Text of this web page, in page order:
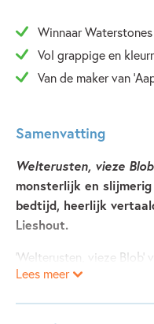
Winnaar
Vol grappige en
Van de maker van
Samenvatting
Welterusten, vieze Blob
monsterlijk en
bedtijd, heerlijk
Lieshout.
'Welterusten, vieze Blob'
grappig prentenboek!
Lees meer